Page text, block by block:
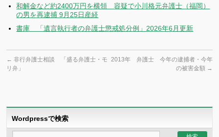
和解金など約2400万円を横領 容疑で小川格元弁護士（福岡）
の男を再逮捕 9月25日産経
書庫 「遺言執行者の弁護士懲戒処分例」2026年6月更新
← 非行弁護士相談 「盛る弁護士・モ
リ弁」
2013年 弁護士 今年の逮捕者・今年
の被害金額 →
Wordpressで検索